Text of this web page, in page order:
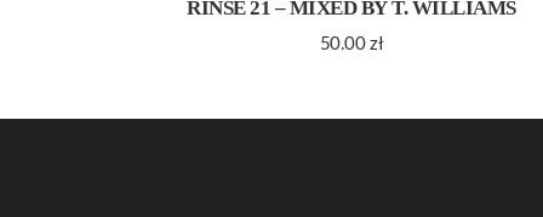
RINSE 21 – MIXED BY T. WILLIAMS
50.00zł